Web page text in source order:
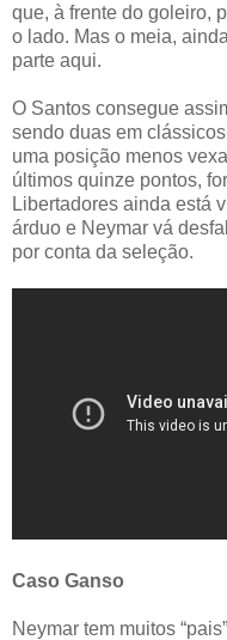
que, à frente do goleiro,
o lado. Mas o meia,
parte aqui.
O Santos consegue
sendo duas em
uma posição menos
últimos quinze pontos,
Libertadores ainda está
árduo e Neymar vá
por conta da seleção.
Caso Ganso
Neymar tem muitos